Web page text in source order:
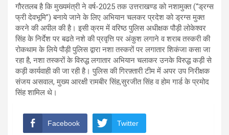
गौरतलब है कि मुख्यमंत्री ने वर्ष-2025 तक उत्तराखण्ड को नशामुक्त (“ड्रग्स
फ्री देवभूमि”) बनाये जाने के लिए अभियान चलकर प्रदेश को ड्रग्स मुक्त
करने की अपील की है। इसी क्रम में वरिष्ठ पुलिस अधीक्षक पौड़ी लोकेश्वर
सिंह के निर्देश पर बढते नशे की प्रवृत्ति पर अंकुश लगाने व शराब तस्करी की
रोकथाम के लिये पौड़ी पुलिस द्वारा नशा तस्करों पर लगातार शिकंजा कसा जा
रहा है, नशा तस्करों के विरुद्ध लगातार अभियान चलाकर उनके विरुद्ध कड़ी से
कड़ी कार्यवाही की जा रही है। पुलिस की गिरफ़्तारी टीम में अपर उप निरीक्षक
संजय असवाल, मुख्य आरक्षी रामबीर सिंह,सुरजीत सिंह व होम गार्ड के प्रमोद
सिंह शामिल थे।
Facebook Twitter